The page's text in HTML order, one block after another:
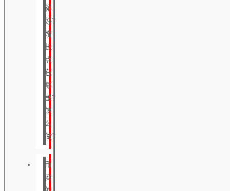
得
好？
增
长
点
在
哪
里？
怎
么
做？
币
安